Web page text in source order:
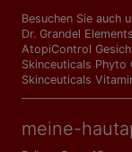
Besuchen Sie auch
Dr. Grandel
AtopiControl
Skinceuticals Phyto
Skinceuticals
meine-